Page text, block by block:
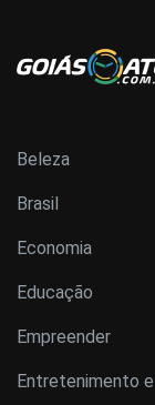
Beleza
Brasil
Economia
Educação
Empreender
Entretenimento